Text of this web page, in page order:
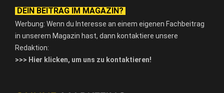
DEIN BEITRAG IM MAGAZIN?
Werbung: Wenn du Interesse an einem eigenen Fachbeitrag
in unserem Magazin hast, dann kontaktiere unsere
Redaktion:
>>> Hier klicken, um uns zu kontaktieren!